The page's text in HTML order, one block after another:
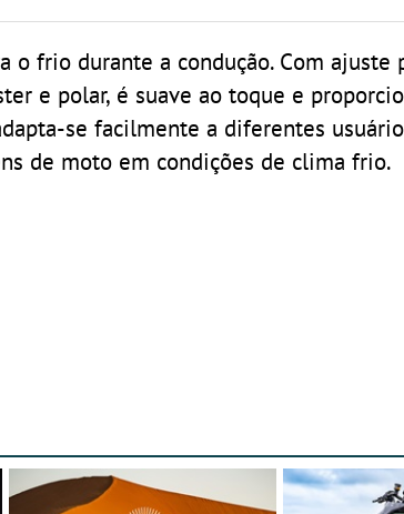
frio durante a condução. Com ajuste
e polar, é suave ao toque e
se facilmente a diferentes
de moto em condições de clima frio.